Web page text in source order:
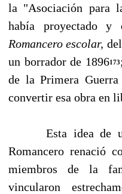
la "Asociación para
había proyectado y
Romancero escolar,
un borrador de 1896173
de la Primera
convertir esa obra en
Esta idea de
Romancero renació
miembros de la
vincularon